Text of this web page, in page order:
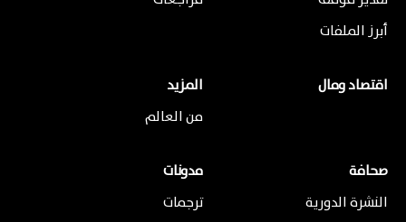
أبرز الملفات
اقتصاد ومال
المزيد
من العالم
صحافة
النشرة الدورية
مدونات
ترجمات